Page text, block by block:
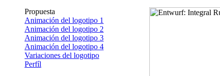
Propuesta
Animación del logotipo 1
Animación del logotipo 2
Animación del logotipo 3
Animación del logotipo 4
Variaciones del logotipo
Perfíl